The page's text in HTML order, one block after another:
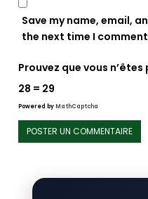
Save my name, email,
the next time I
Prouvez que vous
28 = 29
Powered byMathCaptcha